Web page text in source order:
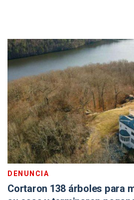
DENUNCIA
Cortaron 138 árboles para